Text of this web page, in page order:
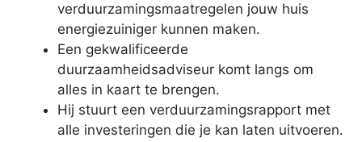
verduurzamingsmaatregelen jouw huis
energiezuiniger kunnen maken.
Een gekwalificeerde
duurzaamheidsadviseur komt langs om
alles in kaart te brengen.
Hij stuurt een verduurzamingsrapport met
alle investeringen die je kan laten uitvoeren.